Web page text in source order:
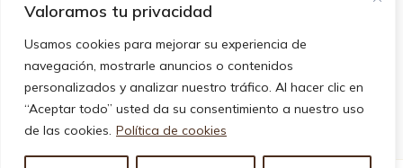
Valoramos tu privacidad
Usamos cookies para mejorar su experiencia de
navegación, mostrarle anuncios o contenidos
personalizados y analizar nuestro tráfico. Al hacer clic en
“Aceptar todo” usted da su consentimiento a nuestro uso
de las cookies. Política de cookies
Aviso legal
Uso de cookies
Afiliación
Contacto
Sobre nosotros